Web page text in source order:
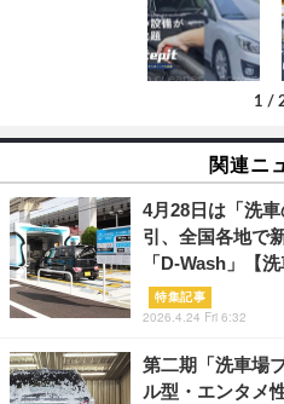
1 /
関連ニ
4月28日は「洗
引、全国各地で
「D-Wash」【
特集記事
2026.4.24 Fri 6:32
第二期「洗車場
ル型・エンタメ